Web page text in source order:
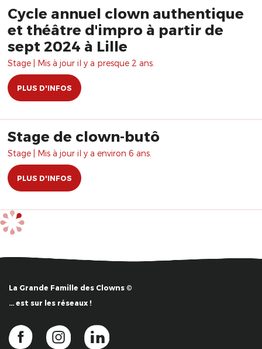
Cycle annuel clown authentique
et théâtre d'impro à partir de
sept 2024 à Lille
Stage | Mis à jour il y a presque 2 ans.
PLUS D'INFOS
Stage de clown-butô
Stage | Mis à jour il y a environ 6 ans.
PLUS D'INFOS
La Grande Famille des Clowns ©
… est sur les réseaux !